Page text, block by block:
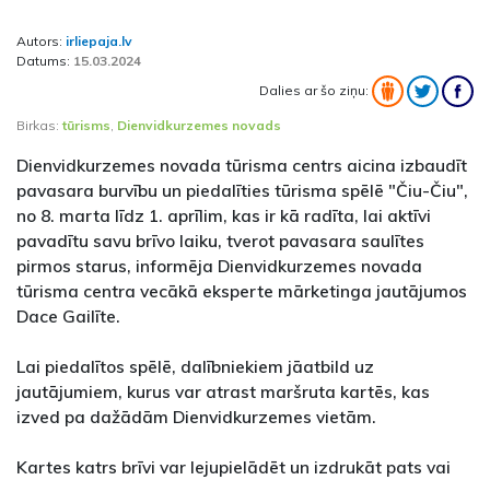
Autors: irliepaja.lv
Datums: 15.03.2024
Dalies ar šo ziņu:
Birkas:tūrisms, Dienvidkurzemes novads
Dienvidkurzemes novada tūrisma centrs aicina izbaudīt
pavasara burvību un piedalīties tūrisma spēlē "Čiu-Čiu",
no 8. marta līdz 1. aprīlim, kas ir kā radīta, lai aktīvi
pavadītu savu brīvo laiku, tverot pavasara saulītes
pirmos starus, informēja Dienvidkurzemes novada
tūrisma centra vecākā eksperte mārketinga jautājumos
Dace Gailīte.
Lai piedalītos spēlē, dalībniekiem jāatbild uz
jautājumiem, kurus var atrast maršruta kartēs, kas
izved pa dažādām Dienvidkurzemes vietām.
Kartes katrs brīvi var lejupielādēt un izdrukāt pats vai